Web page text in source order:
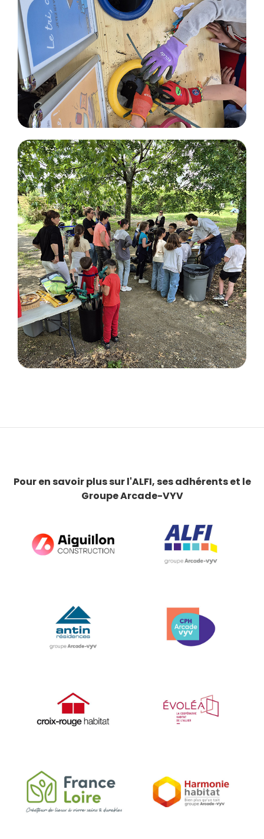
Pour en savoir plus sur l'ALFI, ses adhérents et le
Groupe Arcade-VYV